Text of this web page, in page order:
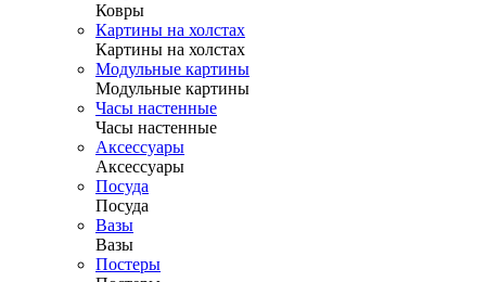
Ковры
Картины на холстах
Картины на холстах
Модульные картины
Модульные картины
Часы настенные
Часы настенные
Аксессуары
Аксессуары
Посуда
Посуда
Вазы
Вазы
Постеры